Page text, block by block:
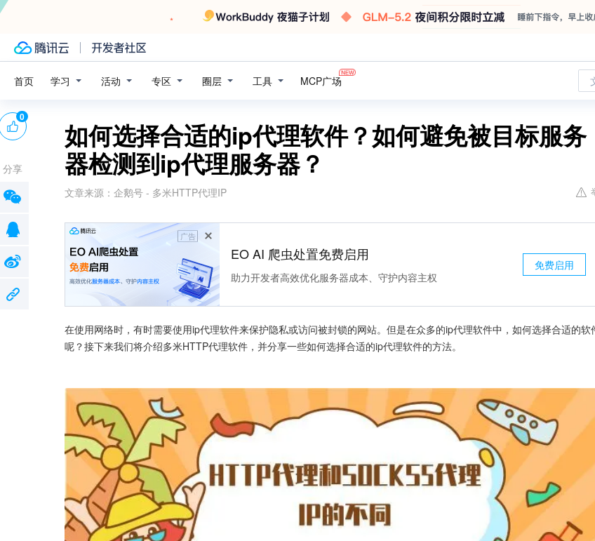
首页 学习 活动 专区 圈层 工具 MCP广场
如何选择合适的ip代理软件？如何避免被目标服务
器检测到ip代理服务器？
文章来源： 企鹅号 - 多米HTTP代理IP
广告
EO AI 爬虫处置免费启用
助力开发者高效优化服务器成本、守护内容主权
免费启用
在使用网络时，有时需要使用ip代理软件来保护隐私或访问被封锁的网站。但是在众多的ip代理软件中，如何选择合适的软
呢？接下来我们将介绍多米HTTP代理软件，并分享一些如何选择合适的ip代理软件的方法。
0
分享